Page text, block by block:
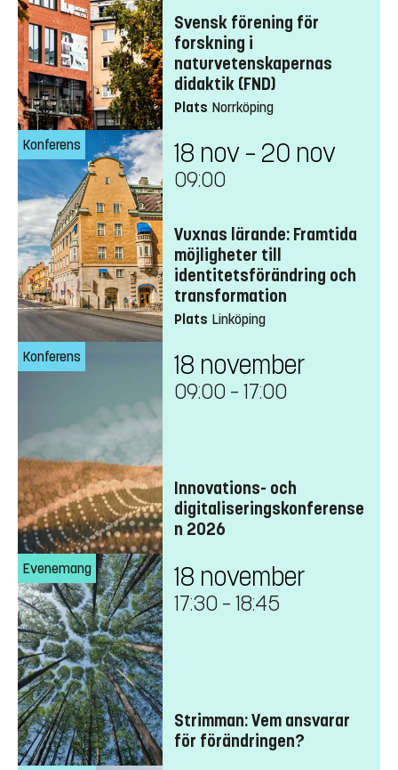
Svensk förening för
forskning i
naturvetenskapernas
didaktik (FND)
Plats Norrköping
Konferens 18 nov – 20 nov
09:00
Vuxnas lärande: Framtida
möjligheter till
identitetsförändring och
transformation
Plats Linköping
Konferens 18 november
09:00 – 17:00
Innovations- och
digitaliseringskonferense
n 2026
Evenemang 18 november
17:30 – 18:45
Strimman: Vem ansvarar
för förändringen?